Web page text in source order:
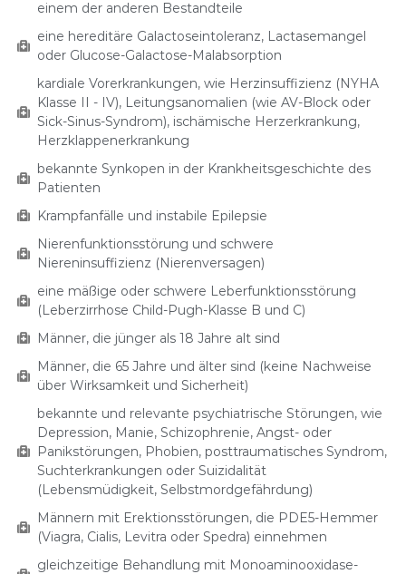
einem der anderen Bestandteile
eine hereditäre Galactoseintoleranz, Lactasemangel
oder Glucose-Galactose-Malabsorption
kardiale Vorerkrankungen, wie Herzinsuffizienz (NYHA
Klasse II - IV), Leitungsanomalien (wie AV-Block oder
Sick-Sinus-Syndrom), ischämische Herzerkrankung,
Herzklappenerkrankung
bekannte Synkopen in der Krankheitsgeschichte des
Patienten
Krampfanfälle und instabile Epilepsie
Nierenfunktionsstörung und schwere
Niereninsuffizienz (Nierenversagen)
eine mäßige oder schwere Leberfunktionsstörung
(Leberzirrhose Child-Pugh-Klasse B und C)
Männer, die jünger als 18 Jahre alt sind
Männer, die 65 Jahre und älter sind (keine Nachweise
über Wirksamkeit und Sicherheit)
bekannte und relevante psychiatrische Störungen, wie
Depression, Manie, Schizophrenie, Angst- oder
Panikstörungen, Phobien, posttraumatisches Syndrom,
Suchterkrankungen oder Suizidalität
(Lebensmüdigkeit, Selbstmordgefährdung)
Männern mit Erektionsstörungen, die PDE5-Hemmer
(Viagra, Cialis, Levitra oder Spedra) einnehmen
gleichzeitige Behandlung mit Monoaminooxidase-